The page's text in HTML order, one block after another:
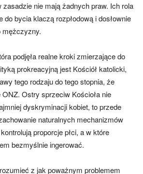
nie mają żadnych praw. Ich rola
bycia klaczą rozpłodową i dosłownie
mężczyzny.
podjęła realne kroki zmierzające do
prokreacyjną jest Kościół katolicki,
tego rodzaju do tego stopnia, że
ONZ. Ostry sprzeciw Kościoła nie
dyskryminacji kobiet, to przede
naturalnych mechanizmów
proporcje płci, a w które
bezmyślnie ingerować.
z jak poważnym problemem